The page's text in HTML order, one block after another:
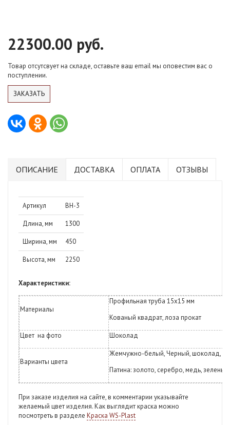
22300.00 руб.
Товар отсутсвует на складе, оставьте ваш email мы оповестим вас о
поступлении.
ЗАКАЗАТЬ
ОПИСАНИЕ ДОСТАВКА ОПЛАТА ОТЗЫВЫ
Артикул ВН-3
Длина, мм 1300
Ширина, мм 450
Высота, мм 2250
Характеристики:
Материалы
Профильная труба 15х15 мм
Кованый квадрат, лоза прокат
Цвет на фото Шоколад
Варианты цвета
Жемчужно-белый, Черный, шоколад,
Патина: золото, серебро, медь, зелень
При заказе изделия на сайте, в комментарии указывайте
желаемый цвет изделия. Как выглядит краска можно
посмотреть в разделе Краска WS-Plast